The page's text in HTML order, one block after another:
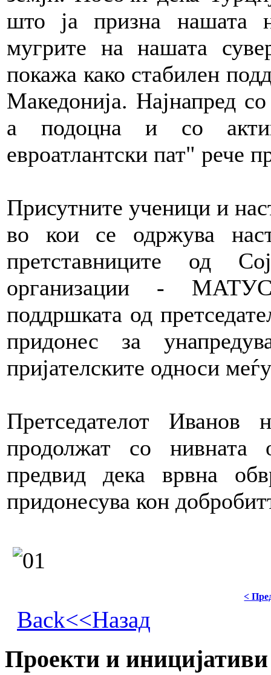
што ја призна нашата
мугрите на нашата
покажа како стабилен
Македонија. Најнапред
а подоцна и со
евроатлантски пат" рече
Присутните ученици и
во кои се одржува
претставниците од
организации -
поддршката од
придонес за
пријателските односи
Претседателот
продолжат со нивната
предвид дека врвна
придонесува кон
<
Back<<Назад
Проекти и иницијативи